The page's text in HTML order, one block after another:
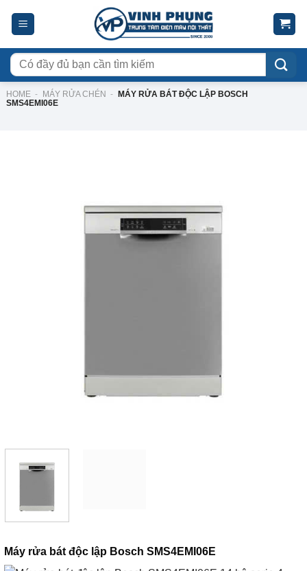
Tìm
kiếm:
HOME - MÁY RỬA CHÉN -
MÁY RỬA BÁT ĐỘC LẬP BOSCH
SMS4EMI06E
Máy rửa bát độc lập Bosch SMS4EMI06E